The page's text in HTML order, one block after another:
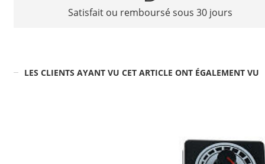
Satisfait ou remboursé sous 30 jours
LES CLIENTS AYANT VU CET ARTICLE ONT ÉGALEMENT VU